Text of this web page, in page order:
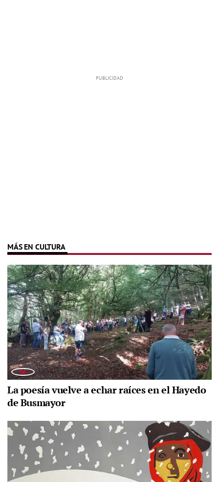
MÁS EN CULTURA
La poesía vuelve a echar raíces en el Hayedo
de Busmayor